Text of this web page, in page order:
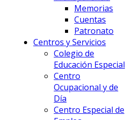
Memorias
Cuentas
Patronato
Centros y Servicios
Colegio de
Educación Especial
Centro
Ocupacional y de
Día
Centro Especial de